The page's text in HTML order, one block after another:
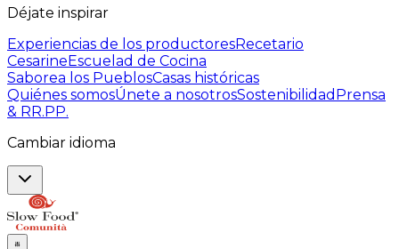
Déjate inspirar
Experiencias de los productoresRecetario
CesarineEscuelad de Cocina
Saborea los PueblosCasas históricas
Quiénes somosÚnete a nosotrosSostenibilidad Prensa
& RR.PP.
Cambiar idioma